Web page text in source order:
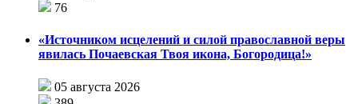
76
«Источником исцелений и силой православной веры
явилась Почаевская Твоя икона, Богородица!»
05 августа 2026